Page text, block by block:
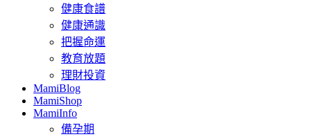
健康食譜
健康通識
把握命運
教育放題
理財投資
MamiBlog
MamiShop
MamiInfo
備孕期